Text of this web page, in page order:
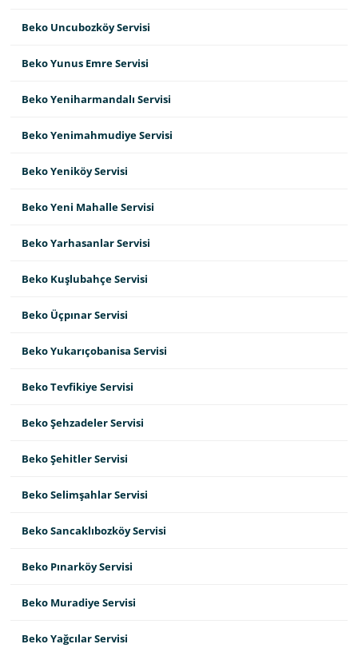
Beko Uncubozköy Servisi
Beko Yunus Emre Servisi
Beko Yeniharmandalı Servisi
Beko Yenimahmudiye Servisi
Beko Yeniköy Servisi
Beko Yeni Mahalle Servisi
Beko Yarhasanlar Servisi
Beko Kuşlubahçe Servisi
Beko Üçpınar Servisi
Beko Yukarıçobanisa Servisi
Beko Tevfikiye Servisi
Beko Şehzadeler Servisi
Beko Şehitler Servisi
Beko Selimşahlar Servisi
Beko Sancaklıbozköy Servisi
Beko Pınarköy Servisi
Beko Muradiye Servisi
Beko Yağcılar Servisi